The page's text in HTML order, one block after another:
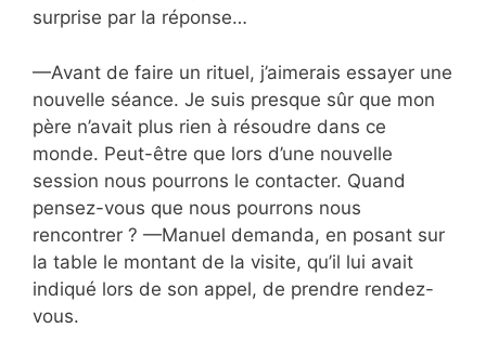
surprise par la réponse…
—Avant de faire un rituel, j’aimerais essayer une
nouvelle séance. Je suis presque sûr que mon
père n’avait plus rien à résoudre dans ce
monde. Peut-être que lors d’une nouvelle
session nous pourrons le contacter. Quand
pensez-vous que nous pourrons nous
rencontrer ? —Manuel demanda, en posant sur
la table le montant de la visite, qu’il lui avait
indiqué lors de son appel, de prendre rendez-
vous.